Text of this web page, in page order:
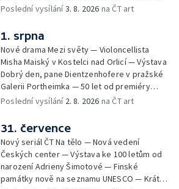
zprávy z kultury — Nález historických
Poslední vysílání3. 8. 2026 na ČT art
1. srpna
Nové drama Mezi světy — Violoncellista
Misha Maiský v Kostelci nad Orlicí — Výstava
Dobrý den, pane Dientzenhofere v pražské
Galerii Portheimka — 50 let od premiéry
filmu Na samotě u lesa — Krátké zprávy z
Mercury
Poslední vysílání 2. 8. 2026 na ČT art
31. července
Nový seriál ČT Na tělo — Nová vedení
Českých center — Výstava ke 100 letům od
narození Adrieny Šimotové — Finské
památky nově na seznamu UNESCO — Krátké